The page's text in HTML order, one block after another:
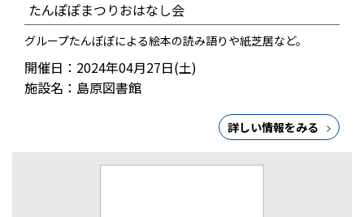
たんぽぽまつりおはなし会
グループたんぽぽによる絵本の読み語りや紙芝居など。
開催日：2024年04月27日(土)
施設名：島原図書館
詳しい情報をみる